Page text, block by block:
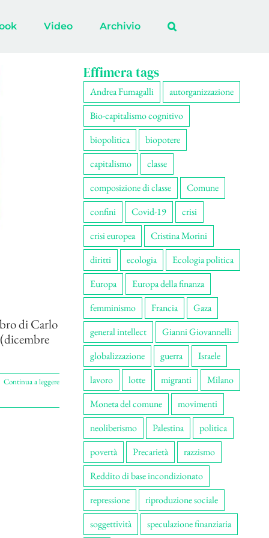
Video Archivio
di Carlo
Continua a leggere
Effimera tags
Andrea Fumagalli
autorganizzazione
Bio-capitalismo cognitivo
biopolitica
biopotere
capitalismo
classe
composizione di classe
Comune
confini
Covid-19
crisi
crisi europea
Cristina Morini
diritti
ecologia
Ecologia politica
Europa
Europa della finanza
femminismo
Francia
Gaza
general intellect
Gianni Giovannelli
globalizzazione
guerra
Israele
lavoro
lotte migranti
Milano
Moneta del comune
movimenti
neoliberismo
Palestina
politica
povertà
Precarietà
razzismo
Reddito di base incondizionato
repressione
riproduzione sociale
soggettività
speculazione finanziaria